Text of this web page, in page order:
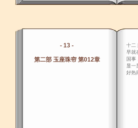
- 13 -
第二部 玉座珠帘 第012章
十二
早就
国事
显一
好热